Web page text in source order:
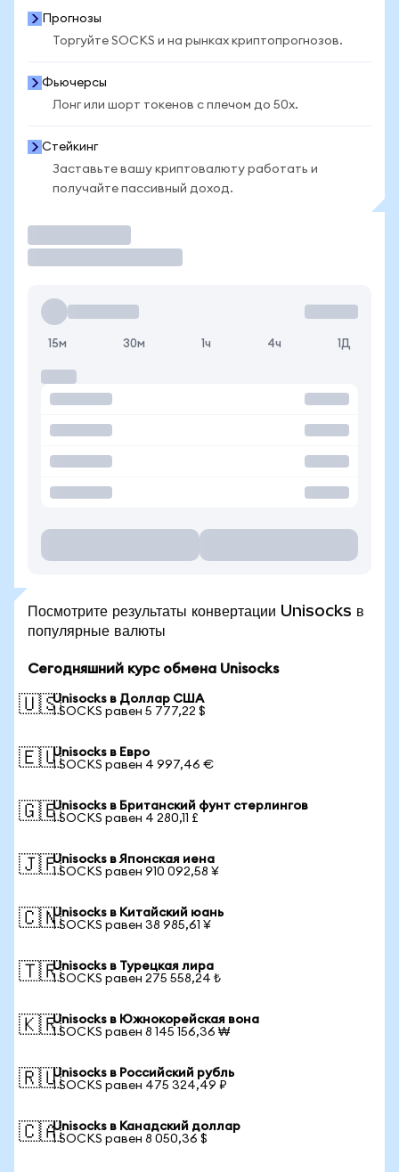
Прогнозы
Торгуйте SOCKS и на рынках криптопрогнозов.
Фьючерсы
Лонг или шорт токенов с плечом до 50x.
Стейкинг
Заставьте вашу криптовалюту работать и
получайте пассивный доход.
15м 30м 1ч 4ч 1Д
Посмотрите результаты конвертации Unisocks в
популярные валюты
Сегодняшний курс обмена Unisocks
🇺🇸Unisocks в Доллар США
1 SOCKS равен 5 777,22 $
🇪🇺Unisocks в Евро
1 SOCKS равен 4 997,46 €
🇬🇧Unisocks в Британский фунт стерлингов
1 SOCKS равен 4 280,11 £
🇯🇵Unisocks в Японская иена
1 SOCKS равен 910 092,58 ¥
🇨🇳Unisocks в Китайский юань
1 SOCKS равен 38 985,61 ¥
🇹🇷Unisocks в Турецкая лира
1 SOCKS равен 275 558,24 ₺
🇰🇷Unisocks в Южнокорейская вона
1 SOCKS равен 8 145 156,36 ₩
🇷🇺Unisocks в Российский рубль
1 SOCKS равен 475 324,49 ₽
🇨🇦Unisocks в Канадский доллар
1 SOCKS равен 8 050,36 $